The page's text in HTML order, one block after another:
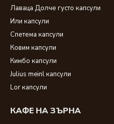
Лаваца Долче густо капсули
Или капсули
Спетема капсули
Ковим капсули
Кимбо капсули
Julius meinl капсули
Lor капсули
КАФЕ НА ЗЪРНА